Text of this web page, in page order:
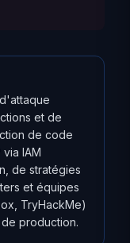
et de
de code
IAM
de stratégies
et équipes
TryHackMe)
production.